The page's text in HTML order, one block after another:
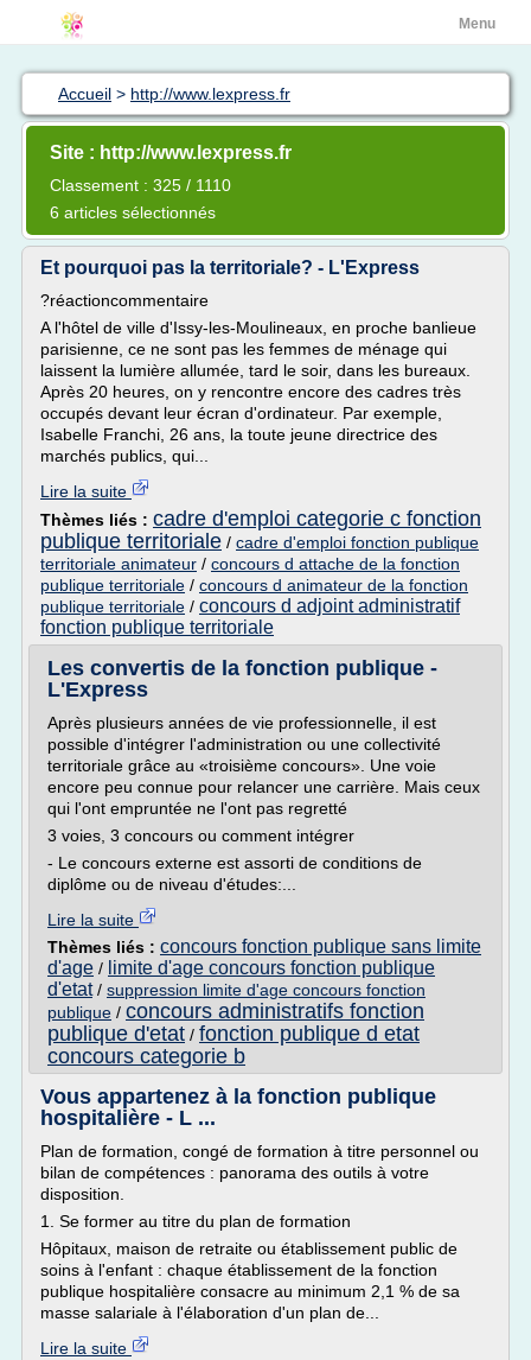
Menu
Accueil > http://www.lexpress.fr
Site : http://www.lexpress.fr
Classement : 325 / 1110
6 articles sélectionnés
Et pourquoi pas la territoriale? - L'Express
?réactioncommentaire
A l'hôtel de ville d'Issy-les-Moulineaux, en proche banlieue
parisienne, ce ne sont pas les femmes de ménage qui
laissent la lumière allumée, tard le soir, dans les bureaux.
Après 20 heures, on y rencontre encore des cadres très
occupés devant leur écran d'ordinateur. Par exemple,
Isabelle Franchi, 26 ans, la toute jeune directrice des
marchés publics, qui...
Lire la suite
Thèmes liés : cadre d'emploi categorie c fonction
publique territoriale / cadre d'emploi fonction publique
territoriale animateur / concours d attache de la fonction
publique territoriale / concours d animateur de la fonction
publique territoriale / concours d adjoint administratif
fonction publique territoriale
Les convertis de la fonction publique -
L'Express
Après plusieurs années de vie professionnelle, il est
possible d'intégrer l'administration ou une collectivité
territoriale grâce au «troisième concours». Une voie
encore peu connue pour relancer une carrière. Mais ceux
qui l'ont empruntée ne l'ont pas regretté
3 voies, 3 concours ou comment intégrer
- Le concours externe est assorti de conditions de
diplôme ou de niveau d'études:...
Lire la suite
Thèmes liés : concours fonction publique sans limite
d'age / limite d'age concours fonction publique
d'etat/ suppression limite d'age concours fonction
publique / concours administratifs fonction
publique d'etat / fonction publique d etat
concours categorie b
Vous appartenez à la fonction publique
hospitalière - L ...
Plan de formation, congé de formation à titre personnel ou
bilan de compétences : panorama des outils à votre
disposition.
1. Se former au titre du plan de formation
Hôpitaux, maison de retraite ou établissement public de
soins à l'enfant : chaque établissement de la fonction
publique hospitalière consacre au minimum 2,1 % de sa
masse salariale à l'élaboration d'un plan de...
Lire la suite